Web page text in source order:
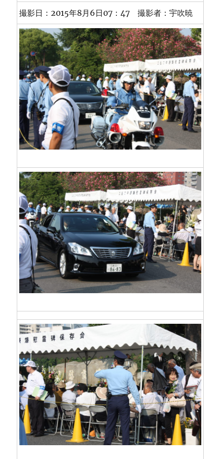
撮影日：2015年8月6日07：47 撮影者：宇吹暁